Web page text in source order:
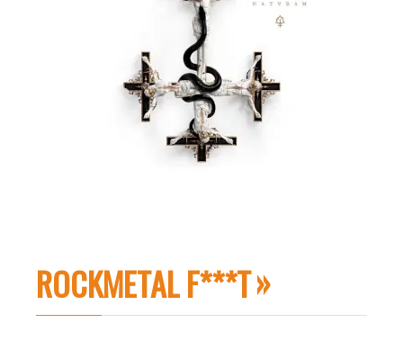
ROCKMETAL F***T